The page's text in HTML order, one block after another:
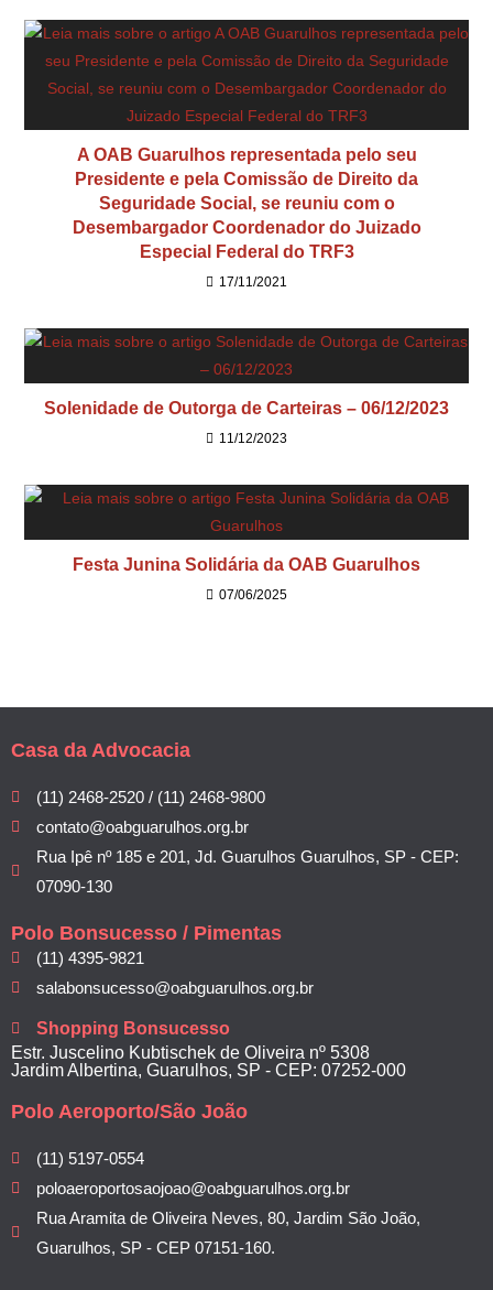
A OAB Guarulhos representada pelo seu
Presidente e pela Comissão de Direito da
Seguridade Social, se reuniu com o
Desembargador Coordenador do Juizado
Especial Federal do TRF3
17/11/2021
Solenidade de Outorga de Carteiras – 06/12/2023
11/12/2023
Festa Junina Solidária da OAB Guarulhos
07/06/2025
Casa da Advocacia
(11) 2468-2520 / (11) 2468-9800
contato@oabguarulhos.org.br
Rua Ipê nº 185 e 201, Jd. Guarulhos Guarulhos, SP - CEP:
07090-130
Polo Bonsucesso / Pimentas
(11) 4395-9821
salabonsucesso@oabguarulhos.org.br
Shopping Bonsucesso
Estr. Juscelino Kubtischek de Oliveira nº 5308
Jardim Albertina, Guarulhos, SP - CEP: 07252-000
Polo Aeroporto/São João
(11) 5197-0554
poloaeroportosaojoao@oabguarulhos.org.br
Rua Aramita de Oliveira Neves, 80, Jardim São João,
Guarulhos, SP - CEP 07151-160.